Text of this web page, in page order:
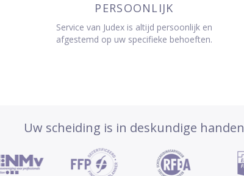
PERSOONLIJK
Service van Judex is altijd persoonlijk en
afgestemd op uw specifieke behoeften.
Uw scheiding is in deskundige handen